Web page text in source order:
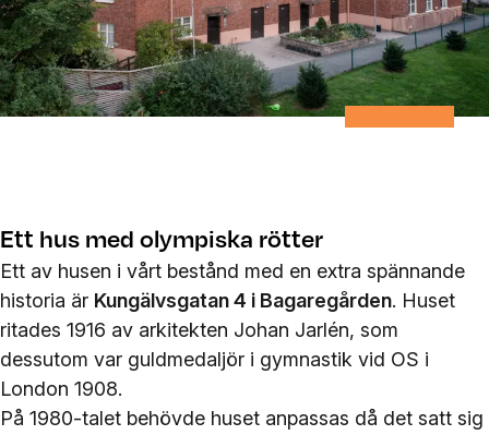
Ett hus med olympiska rötter
Ett av husen i vårt bestånd med en extra spännande
historia är Kungälvsgatan 4 i Bagaregården. Huset
ritades 1916 av arkitekten Johan Jarlén, som
dessutom var guldmedaljör i gymnastik vid OS i
London 1908.
På 1980-talet behövde huset anpassas då det satt sig